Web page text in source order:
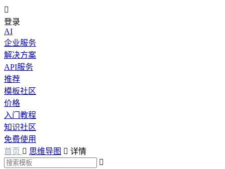

登录
AI
企业服务
解决方案
API服务
推荐
模板社区
价格
入门教程
知识社区
免费使用
首页  思维导图  详情
